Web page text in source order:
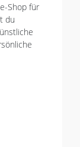
Shop für
du